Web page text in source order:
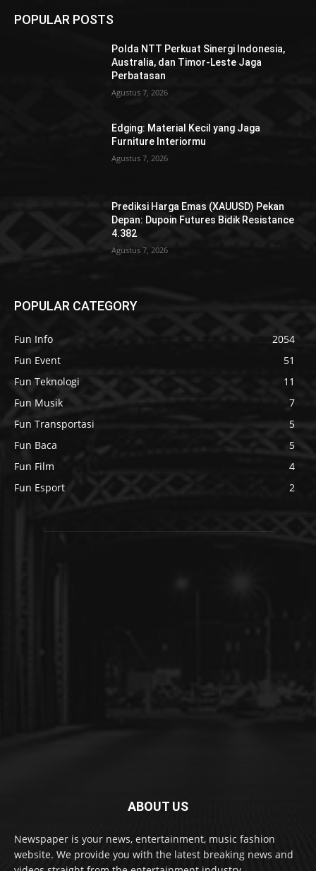
POPULAR POSTS
Polda NTT Perkuat Sinergi Indonesia,
Australia, dan Timor-Leste Jaga
Perbatasan
Agustus 7, 2026
Edging: Material Kecil yang Jaga
Furniture Interiormu
Agustus 7, 2026
Prediksi Harga Emas (XAUUSD) Pekan
Depan: Dupoin Futures Bidik Resistance
4.382
Agustus 7, 2026
POPULAR CATEGORY
Fun Info
2054
Fun Event
51
Fun Teknologi
11
Fun Musik
7
Fun Transportasi
5
Fun Baca
5
Fun Film
4
Fun Esport
2
ABOUT US
Newspaper is your news, entertainment, music fashion
website. We provide you with the latest breaking news and